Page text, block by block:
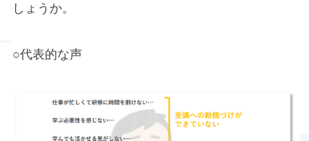
しょうか。
○代表的な声